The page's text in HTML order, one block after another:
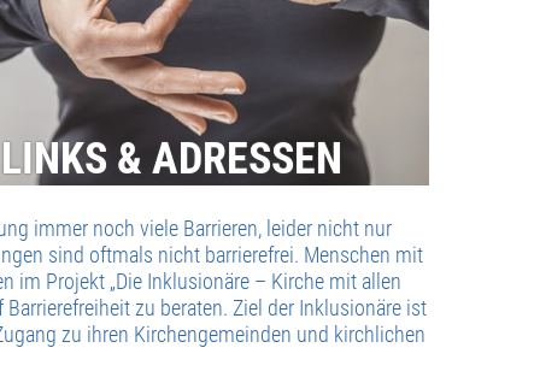
LINKS & ADRESSEN
immer noch viele Barrieren, leider nicht nur
sind oftmals nicht barrierefrei. Menschen mit
im Projekt „Die Inklusionäre – Kirche mit allen
zu beraten. Ziel der Inklusionäre ist
zu ihren Kirchengemeinden und kirchlichen